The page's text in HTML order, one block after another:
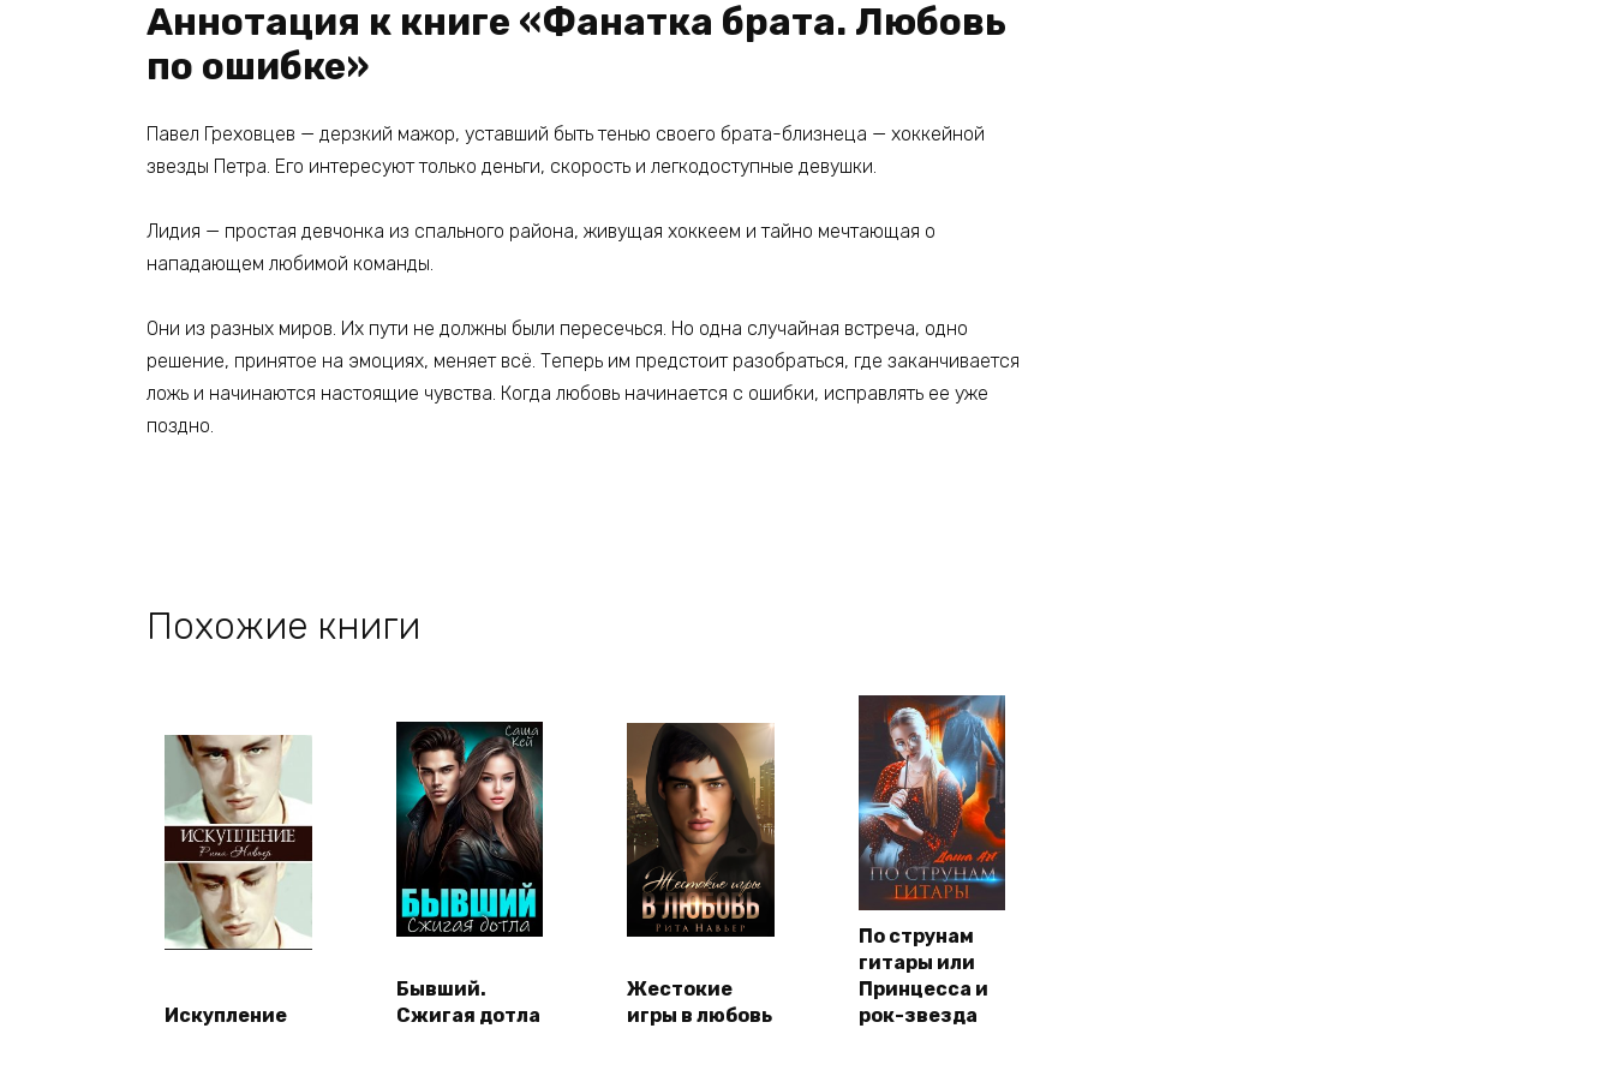
Аннотация к книге «Фанатка брата. Любовь
по ошибке»
Павел Греховцев — дерзкий мажор, уставший быть тенью своего брата-близнеца — хоккейной
звезды Петра. Его интересуют только деньги, скорость и легкодоступные девушки.
Лидия — простая девчонка из спального района, живущая хоккеем и тайно мечтающая о
нападающем любимой команды.
Они из разных миров. Их пути не должны были пересечься. Но одна случайная встреча, одно
решение, принятое на эмоциях, меняет всё. Теперь им предстоит разобраться, где заканчивается
ложь и начинаются настоящие чувства. Когда любовь начинается с ошибки, исправлять ее уже
поздно.
Похожие книги
Искупление
Бывший.
Сжигая дотла
Жестокие
игры в любовь
По струнам
гитары или
Принцесса и
рок-звезда